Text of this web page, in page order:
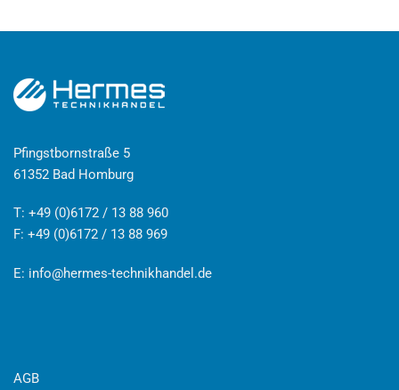
Pfingstbornstraße 5
61352 Bad Homburg
T: +49 (0)6172 / 13 88 960
F: +49 (0)6172 / 13 88 969
E: info@hermes-technikhandel.de
AGB